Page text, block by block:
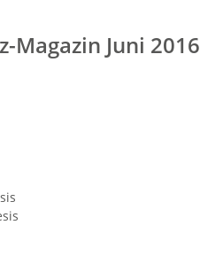
Magazin Juni 2016